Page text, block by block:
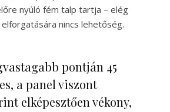
nyúló fém talp tartja – elég
nincs lehetőség.
pontján 45
a panel viszont
elképesztően vékony,